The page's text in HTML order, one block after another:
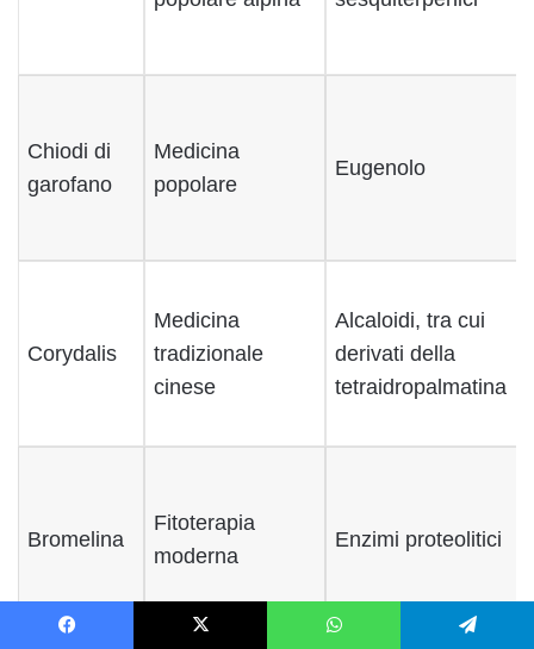
Chiodi di
garofano
Medicina
popolare
Eugenolo
Corydalis
Medicina
tradizionale
cinese
Alcaloidi, tra cui
derivati della
tetraidropalmatina
Bromelina
Fitoterapia
moderna
Enzimi proteolitici